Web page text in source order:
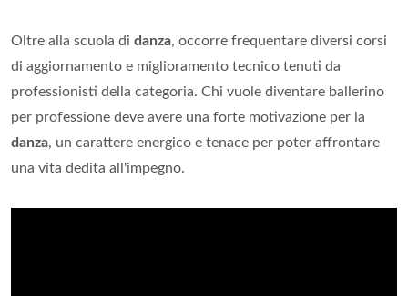
Oltre alla scuola di danza, occorre frequentare diversi corsi
di aggiornamento e miglioramento tecnico tenuti da
professionisti della categoria. Chi vuole diventare ballerino
per professione deve avere una forte motivazione per la
danza, un carattere energico e tenace per poter affrontare
una vita dedita all'impegno.